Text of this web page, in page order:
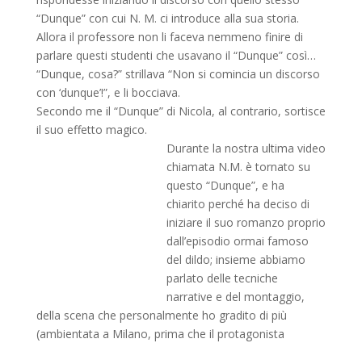
“Dunque” con cui N. M. ci introduce alla sua storia.
Allora il professore non li faceva nemmeno finire di
parlare questi studenti che usavano il “Dunque” così…
“Dunque, cosa?” strillava “Non si comincia un discorso
con ‘dunque’!”, e li bocciava.
Secondo me il “Dunque” di Nicola, al contrario, sortisce
il suo effetto magico.
Durante la nostra ultima video
chiamata N.M. è tornato su
questo “Dunque”, e ha
chiarito perché ha deciso di
iniziare il suo romanzo proprio
dall’episodio ormai famoso
del dildo; insieme abbiamo
parlato delle tecniche
narrative e del montaggio,
della scena che personalmente ho gradito di più
(ambientata a Milano, prima che il protagonista